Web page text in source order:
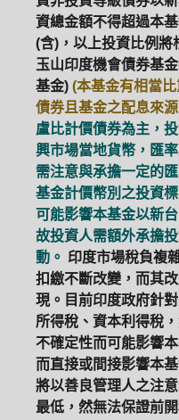
資總金額不得超過本
(含)，以上投資比例將
玉山印度機會債券基
基金) (本基金有相當
債券且基金之配息來
盧比計價債券為主，
興市場當地貨幣，匯
需注意與承擔一定的
基金計價幣別之投資
可能影響本基金以新
故投資人需額外承擔
動。 印度市場稅負複
扣繳不斷改變，而其
現。目前印度政府針
所得稅、資本利得稅
不確定性而可能影響
而直接或間接影響本
將以善良管理人之注
最低，然無法保證前